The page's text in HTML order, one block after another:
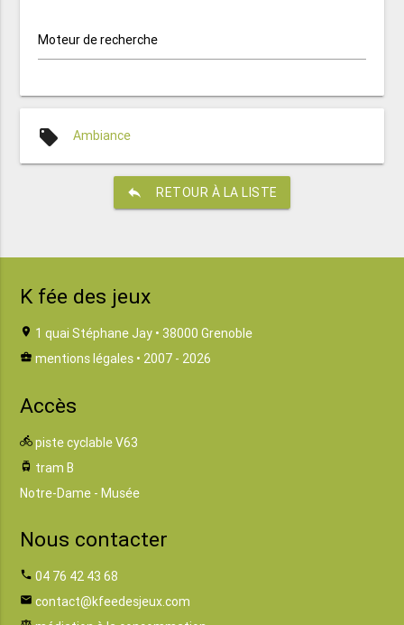
Moteur de recherche
local_offer Ambiance
reply RETOUR À LA LISTE
K fée des jeux
location_on 1 quai Stéphane Jay • 38000 Grenoble
business_center mentions légales • 2007 - 2026
Accès
directions_bike piste cyclable V63
tram tram B
Notre-Dame - Musée
Nous contacter
phone 04 76 42 43 68
email contact@kfeedesjeux.com